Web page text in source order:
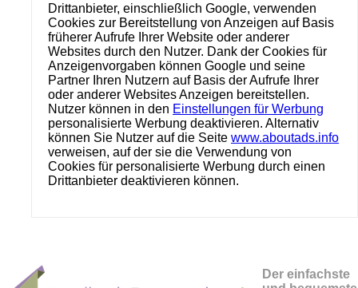
Drittanbieter, einschließlich Google, verwenden
Cookies zur Bereitstellung von Anzeigen auf Basis
früherer Aufrufe Ihrer Website oder anderer
Websites durch den Nutzer. Dank der Cookies für
Anzeigenvorgaben können Google und seine
Partner Ihren Nutzern auf Basis der Aufrufe Ihrer
oder anderer Websites Anzeigen bereitstellen.
Nutzer können in den Einstellungen für Werbung
personalisierte Werbung deaktivieren. Alternativ
können Sie Nutzer auf die Seite www.aboutads.info
verweisen, auf der sie die Verwendung von
Cookies für personalisierte Werbung durch einen
Drittanbieter deaktivieren können.
Der einfachste